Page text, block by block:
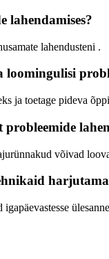
lahendamises?
lahendusteni .
ja toetage pideva
võivad